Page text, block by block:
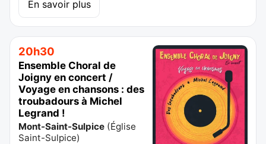
En savoir plus
20h30
Ensemble Choral de
Joigny en concert /
Voyage en chansons : des
troubadours à Michel
Legrand !
Mont-Saint-Sulpice (Église
Saint-Sulpice)